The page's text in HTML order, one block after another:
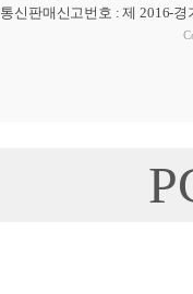
통신판매신고번호 : 제 2016-